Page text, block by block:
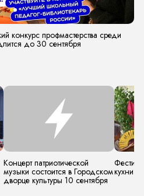
конкурс профмастерства среди
до 30 сентября
Концерт патриотической
музыки состоится в Городском
дворце культуры 10 сентября
кухни